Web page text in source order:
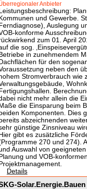
Anbieter
Leistungsbeschreibung:
Kommunen und Gewerbe.
Ferndiagnose), Auslegung
konforme
zum 01. April
die sog.
Betriebe in zunehmendem
Dachflächen für den
neben den
hohem Stromverbrauch wie
Fertigungshallen.
nicht mehr allein die
Maße die Einsparung beim
beiden Komponenten. Dies
bereits abzeichnenden
günstige Zinsniveau
Hier gibt es zusätzliche
270 und 274).
Auswahl von
Planung und VOB-
Projektmanagement.
Details
Solar.Energie.Bauen